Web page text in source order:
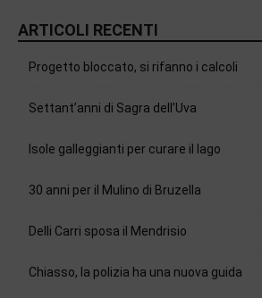
ARTICOLI RECENTI
Progetto bloccato, si rifanno i calcoli
Settant’anni di Sagra dell’Uva
Isole galleggianti per curare il lago
30 anni per il Mulino di Bruzella
Delli Carri sposa il Mendrisio
Chiasso, la polizia ha una nuova guida